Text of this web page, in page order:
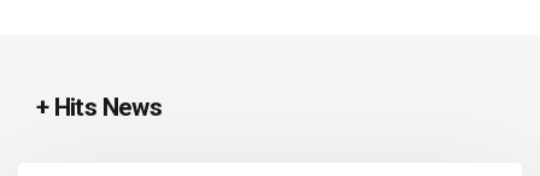
+ Hits News